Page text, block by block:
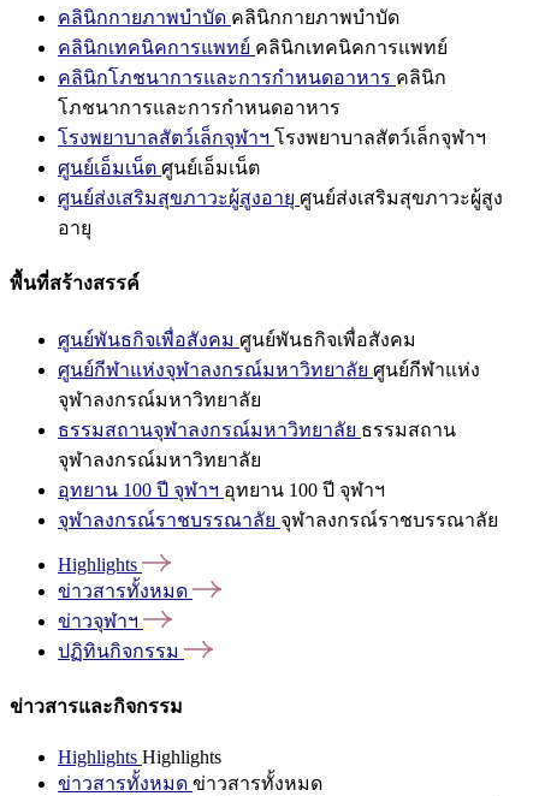
คลินิกกายภาพบำบัด คลินิกกายภาพบำบัด
คลินิกเทคนิคการแพทย์ คลินิกเทคนิคการแพทย์
คลินิกโภชนาการและการกำหนดอาหาร คลินิก
โภชนาการและการกำหนดอาหาร
โรงพยาบาลสัตว์เล็กจุฬาฯ โรงพยาบาลสัตว์เล็กจุฬาฯ
ศูนย์เอ็มเน็ต ศูนย์เอ็มเน็ต
ศูนย์ส่งเสริมสุขภาวะผู้สูงอายุ ศูนย์ส่งเสริมสุขภาวะผู้สูง
อายุ
พื้นที่สร้างสรรค์
ศูนย์พันธกิจเพื่อสังคม ศูนย์พันธกิจเพื่อสังคม
ศูนย์กีฬาแห่งจุฬาลงกรณ์มหาวิทยาลัย ศูนย์กีฬาแห่ง
จุฬาลงกรณ์มหาวิทยาลัย
ธรรมสถานจุฬาลงกรณ์มหาวิทยาลัย ธรรมสถาน
จุฬาลงกรณ์มหาวิทยาลัย
อุทยาน 100 ปี จุฬาฯ อุทยาน 100 ปี จุฬาฯ
จุฬาลงกรณ์ราชบรรณาลัย จุฬาลงกรณ์ราชบรรณาลัย
Highlights
ข่าวสารทั้งหมด
ข่าวจุฬาฯ
ปฏิทินกิจกรรม
ข่าวสารและกิจกรรม
Highlights Highlights
ข่าวสารทั้งหมด ข่าวสารทั้งหมด